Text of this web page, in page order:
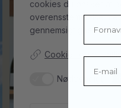
cookies du ønsker at
overensstemmelse
gennemsigtighed og
Cookie- og
Nødvendig